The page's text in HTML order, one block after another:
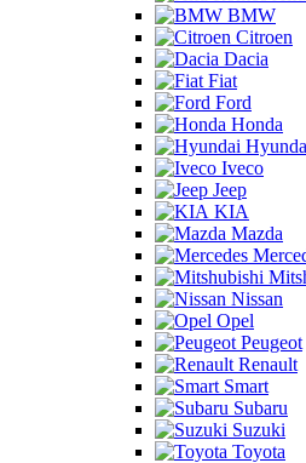
BMW
Citroen
Dacia
Fiat
Ford
Honda
Iveco
Jeep
KIA
Mazda
Nissan
Opel
Peugeot
Renault
Smart
Subaru
Suzuki
Toyota